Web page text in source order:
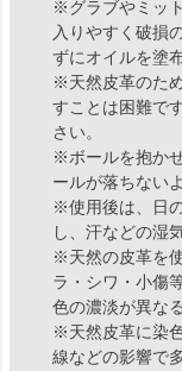
※グラブやミッ
入りやすく破損
ずにオイルを塗
※天然皮革のた
すことは困難で
さい。
※ボールを抱か
ールが落ちない
※使用後は、日
し、汗などの湿
※天然の皮革を
ラ・シワ・小傷
色の濃淡が異な
※天然皮革に染
線などの影響で